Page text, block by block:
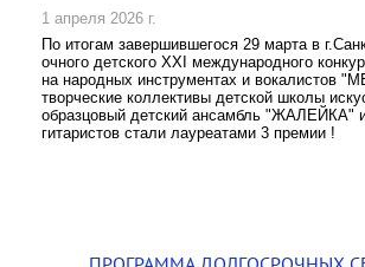
1 апреля 2026 г.
По итогам завершившегося 29 марта в
очного детского XXI международного
на народных инструментах и вокалистов
творческие коллективы детской школы
образцовый детский ансамбль "ЖАЛЕЙКА"
гитаристов стали лауреатами 3 премии !